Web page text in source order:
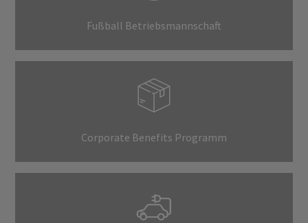
Fußball Betriebsmannschaft
Corporate Benefits Programm